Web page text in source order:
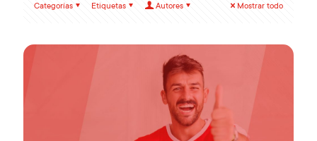
Categorías Etiquetas Autores Mostrar todo